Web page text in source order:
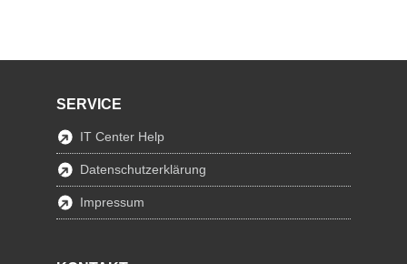
SERVICE
IT Center Help
Datenschutzerklärung
Impressum